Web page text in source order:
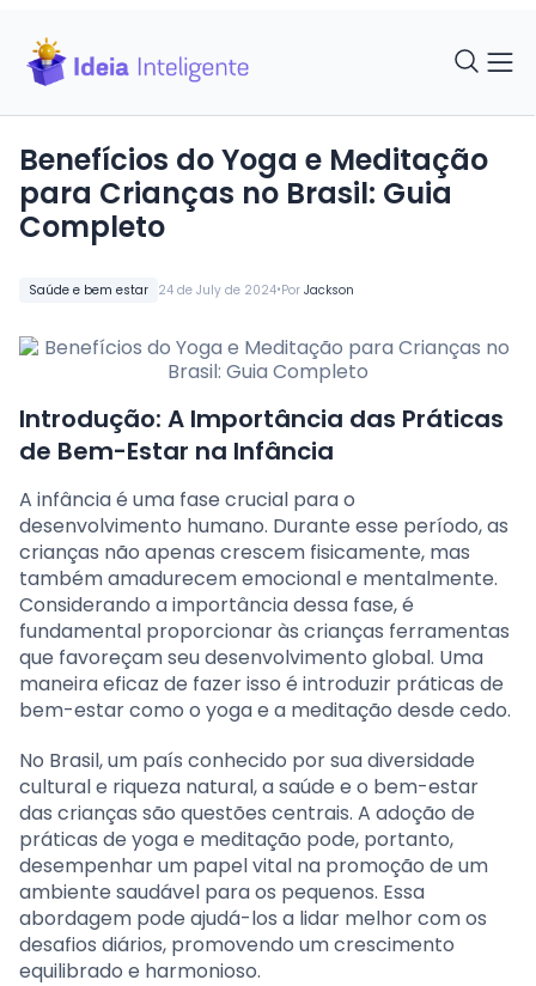
Saúde e bem estar 24 de July de 2024•Por Jackson
Benefícios do Yoga e Meditação
para Crianças no Brasil: Guia
Completo
Introdução: A Importância das Práticas
de Bem-Estar na Infância
A infância é uma fase crucial para o
desenvolvimento humano. Durante esse período, as
crianças não apenas crescem fisicamente, mas
também amadurecem emocional e mentalmente.
Considerando a importância dessa fase, é
fundamental proporcionar às crianças ferramentas
que favoreçam seu desenvolvimento global. Uma
maneira eficaz de fazer isso é introduzir práticas de
bem-estar como o yoga e a meditação desde cedo.
No Brasil, um país conhecido por sua diversidade
cultural e riqueza natural, a saúde e o bem-estar
das crianças são questões centrais. A adoção de
práticas de yoga e meditação pode, portanto,
desempenhar um papel vital na promoção de um
ambiente saudável para os pequenos. Essa
abordagem pode ajudá-los a lidar melhor com os
desafios diários, promovendo um crescimento
equilibrado e harmonioso.